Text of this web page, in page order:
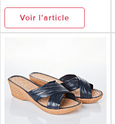
Voir l’article